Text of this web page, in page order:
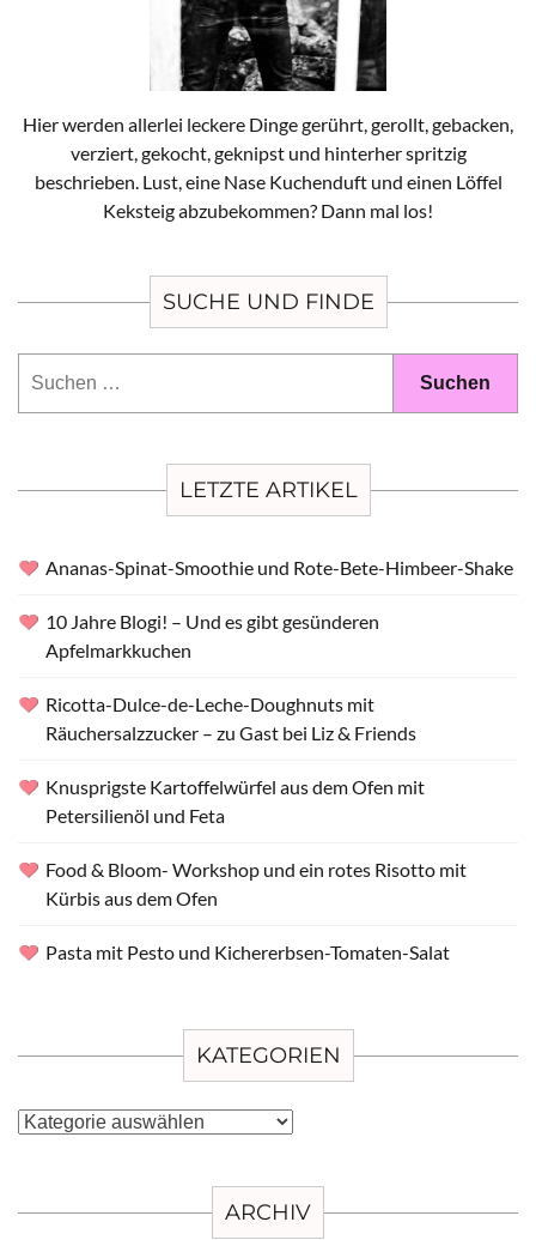
Hier werden allerlei leckere Dinge gerührt, gerollt, gebacken,
verziert, gekocht, geknipst und hinterher spritzig
beschrieben. Lust, eine Nase Kuchenduft und einen Löffel
Keksteig abzubekommen? Dann mal los!
SUCHE UND FINDE
LETZTE ARTIKEL
Ananas-Spinat-Smoothie und Rote-Bete-Himbeer-Shake
10 Jahre Blogi! – Und es gibt gesünderen
Apfelmarkkuchen
Ricotta-Dulce-de-Leche-Doughnuts mit
Räuchersalzzucker – zu Gast bei Liz & Friends
Knusprigste Kartoffelwürfel aus dem Ofen mit
Petersilienöl und Feta
Food & Bloom- Workshop und ein rotes Risotto mit
Kürbis aus dem Ofen
Pasta mit Pesto und Kichererbsen-Tomaten-Salat
KATEGORIEN
Kategorien
ARCHIV